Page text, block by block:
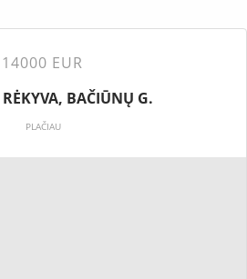
14000 EUR
BAČIŪNŲ G.
PLAČIAU